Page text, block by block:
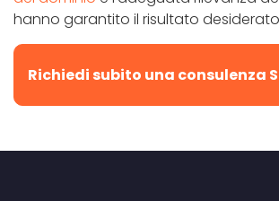
hanno garantito il risultato
Richiedi subito una consulenza